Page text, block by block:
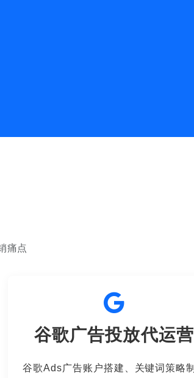
痛点
谷歌广告投放代运营
谷歌Ads广告账户搭建、关键词策略制